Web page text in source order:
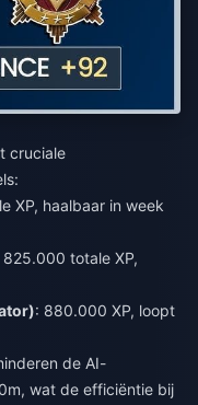
cruciale
XP, haalbaar in week
825.000 totale XP,
: 880.000 XP, loopt
de AI-
wat de efficiëntie bij